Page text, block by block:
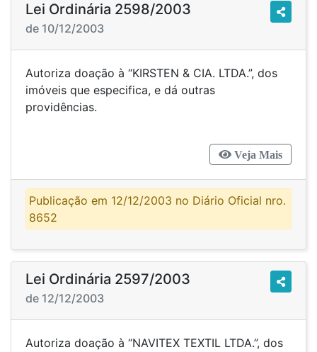
Lei Ordinária 2598/2003
de 10/12/2003
Autoriza doação à “KIRSTEN & CIA. LTDA.”, dos
imóveis que especifica, e dá outras
providências.
Veja Mais
Publicação em 12/12/2003 no Diário Oficial nro.
8652
Lei Ordinária 2597/2003
de 12/12/2003
Autoriza doação à “NAVITEX TEXTIL LTDA.”, dos